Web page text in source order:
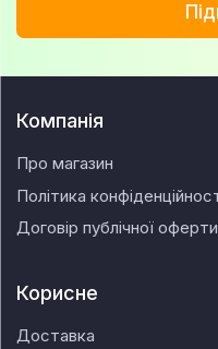
Компанія
Про магазин
Політика
Договір публічної оферти
Корисне
Доставка